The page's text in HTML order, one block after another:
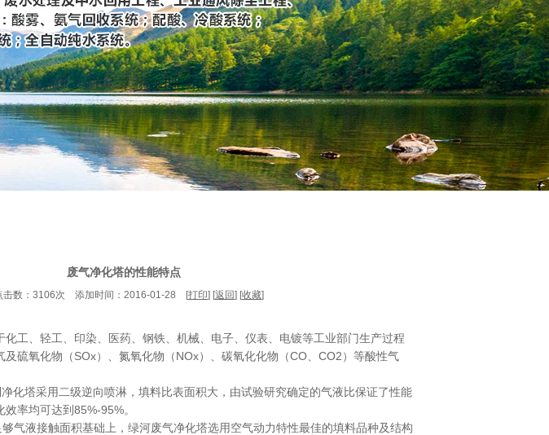
废气净化塔的性能特点
数：3106次 添加时间：2016-01-28 [打印] [返回] [收藏]
工、轻工、印染、医药、钢铁、机械、电子、仪表、电镀等工业部门生产过程
硫氧化物（SOx）、氮氧化物（NOx）、碳氧化化物（CO、CO2）等酸性气
化塔采用二级逆向喷淋，填料比表面积大，由试验研究确定的气液比保证了性能
率均可达到85%-95%。
气液接触面积基础上，绿河废气净化塔选用空气动力特性最佳的填料品种及结构